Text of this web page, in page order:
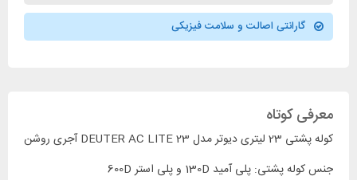
گارانتی اصالت و سلامت فیزیکی
معرفی کوتاه
کوله پشتی 23 لیتری دیوتر مدل DEUTER AC LITE 23 آجری روشن
جنس کوله پشتی: پلی آمید 130D و پلی استر 600D